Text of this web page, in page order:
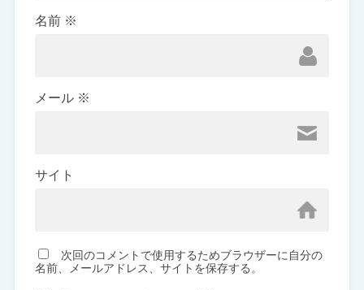
名前 ※
メール ※
サイト
次回のコメントで使用するためブラウザーに自分の
名前、メールアドレス、サイトを保存する。